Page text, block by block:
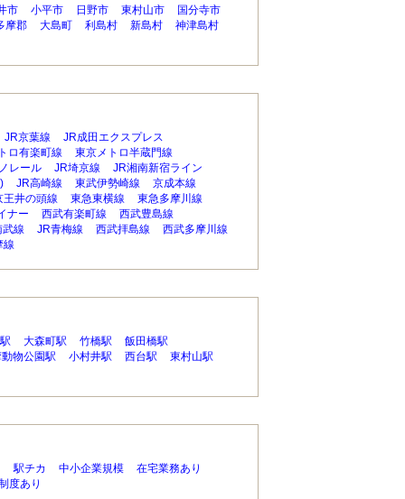
市
小平市 日野市 東村山市
国分寺市
摩郡
大島町 利島村 新島村 神津島村
JR京葉線
JR成田エクスプレス
ロ有楽町線
東京メトロ半蔵門線
レール
JR埼京線
JR湘南新宿ライン
JR高崎線 東武伊勢崎線
京成本線
王井の頭線
東急東横線
東急多摩川線
ナー
西武有楽町線
西武豊島線
武線
JR青梅線 西武拝島線
西武多摩川線
線
大森町駅 竹橋駅
飯田橋駅
物公園駅
小村井駅 西台駅 東村山駅
駅チカ 中小企業規模
在宅業務あり
度あり